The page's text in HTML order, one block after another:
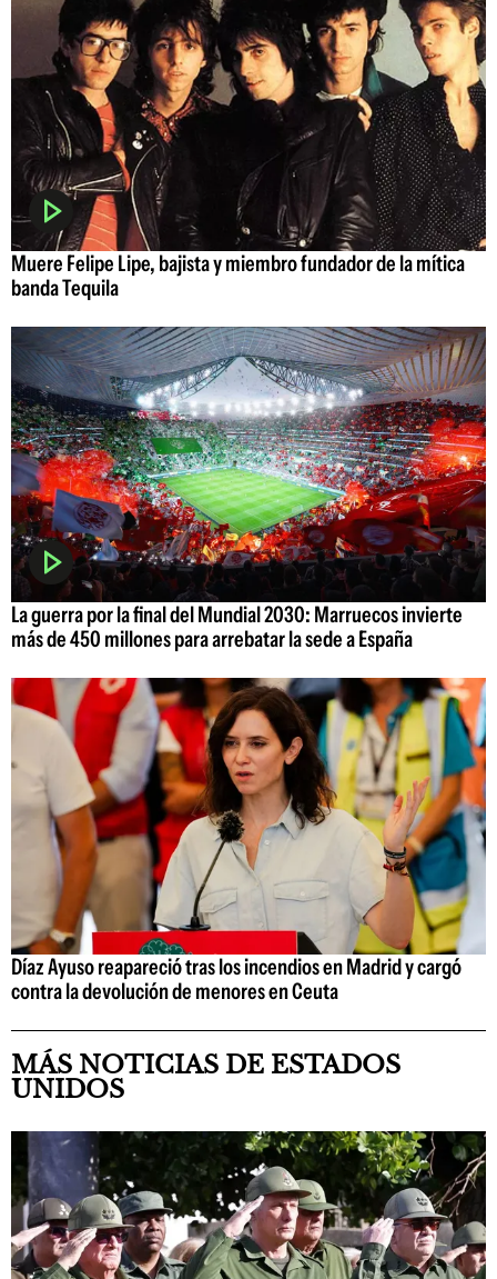
Muere Felipe Lipe, bajista y miembro fundador de la mítica
banda Tequila
La guerra por la final del Mundial 2030: Marruecos invierte
más de 450 millones para arrebatar la sede a España
Díaz Ayuso reapareció tras los incendios en Madrid y cargó
contra la devolución de menores en Ceuta
MÁS NOTICIAS DE ESTADOS
UNIDOS